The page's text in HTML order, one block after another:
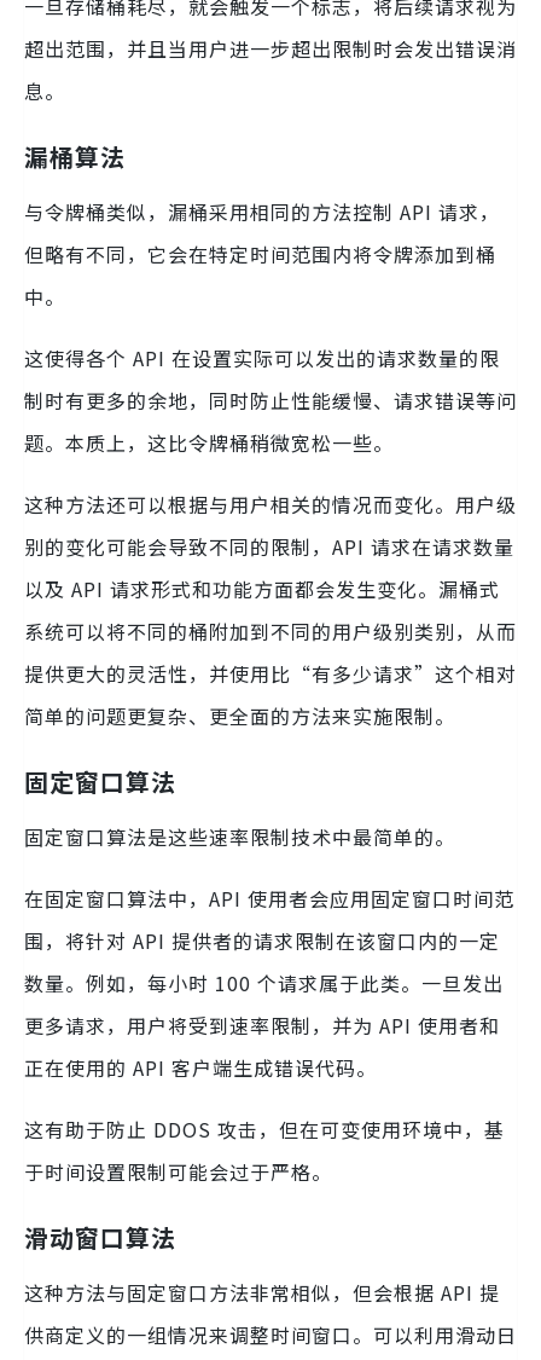
超出范围，并且当用户进一步超出限制时会发出错误消
息。
漏桶算法
与令牌桶类似，漏桶采用相同的方法控制 API 请求，
但略有不同，它会在特定时间范围内将令牌添加到桶
中。
这使得各个 API 在设置实际可以发出的请求数量的限
制时有更多的余地，同时防止性能缓慢、请求错误等问
题。本质上，这比令牌桶稍微宽松一些。
这种方法还可以根据与用户相关的情况而变化。用户级
别的变化可能会导致不同的限制，API 请求在请求数量
以及 API 请求形式和功能方面都会发生变化。漏桶式
系统可以将不同的桶附加到不同的用户级别类别，从而
提供更大的灵活性，并使用比“有多少请求”这个相对
简单的问题更复杂、更全面的方法来实施限制。
固定窗口算法
固定窗口算法是这些速率限制技术中最简单的。
在固定窗口算法中，API 使用者会应用固定窗口时间范
围，将针对 API 提供者的请求限制在该窗口内的一定
数量。例如，每小时 100 个请求属于此类。一旦发出
更多请求，用户将受到速率限制，并为 API 使用者和
正在使用的 API 客户端生成错误代码。
这有助于防止 DDOS 攻击，但在可变使用环境中，基
于时间设置限制可能会过于严格。
滑动窗口算法
这种方法与固定窗口方法非常相似，但会根据 API 提
供商定义的一组情况来调整时间窗口。可以利用滑动日